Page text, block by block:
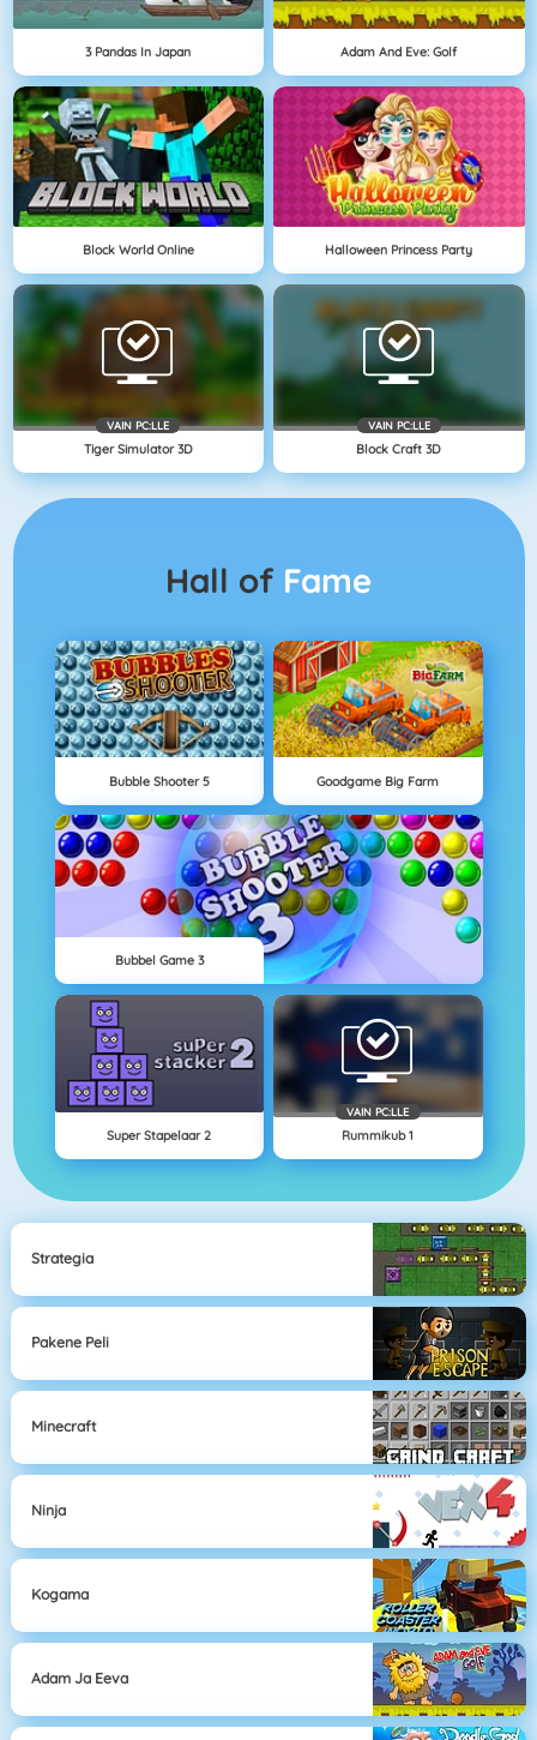
3 Pandas In Japan Adam And Eve: Golf
Block World Online Halloween Princess Party
VAIN PC:LLE
Tiger Simulator 3D
VAIN PC:LLE
Block Craft 3D
Hall of Fame
Bubble Shooter 5 Goodgame Big Farm
Bubbel Game 3
Super Stapelaar 2
VAIN PC:LLE
Rummikub 1
Strategia
Pakene Peli
Minecraft
Ninja
Kogama
Adam Ja Eeva